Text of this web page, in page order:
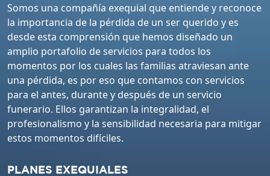
Somos una compañía exequial que entiende y reconoce
la importancia de la pérdida de un ser querido y es
desde esta comprensión que hemos diseñado un
amplio portafolio de servicios para todos los
momentos por los cuales las familias atraviesan ante
una pérdida, es por eso que contamos con servicios
para el antes, durante y después de un servicio
funerario. Ellos garantizan la integralidad, el
profesionalismo y la sensibilidad necesaria para mitigar
estos momentos difíciles.
PLANES EXEQUIALES